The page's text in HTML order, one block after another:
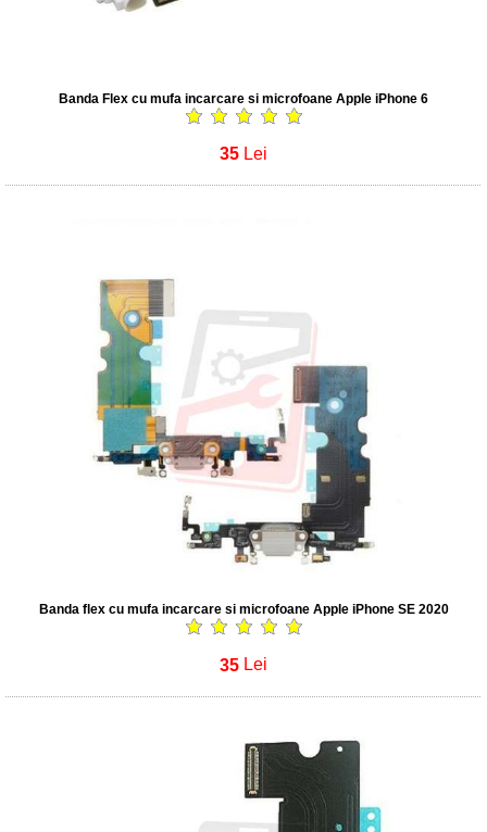
Banda Flex cu mufa incarcare si microfoane Apple iPhone 6
35 Lei
Banda flex cu mufa incarcare si microfoane Apple iPhone SE 2020
35 Lei